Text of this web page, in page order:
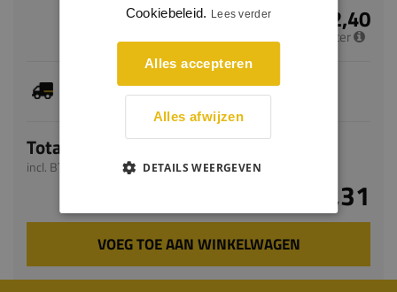
€ 22,40
per meter
Je hebt gekozen voor maatwerk, de verwachte
levertijd bedraagt 5-7 werkdagen
Totaal
incl. BTW
€ 68,31
VOEG TOE AAN WINKELWAGEN
Cookiebeleid. Lees verder
Alles accepteren
Alles afwijzen
DETAILS WEERGEVEN